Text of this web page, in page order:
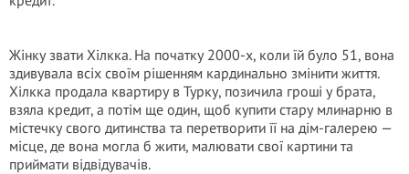
Жінку звати Хілкка. На початку 2000-х, коли їй було 51, вона
здивувала всіх своїм рішенням кардинально змінити життя.
Хілкка продала квартиру в Турку, позичила гроші у брата,
взяла кредит, а потім ще один, щоб купити стару млинарню в
містечку свого дитинства та перетворити її на дім-галерею —
місце, де вона могла б жити, малювати свої картини та
приймати відвідувачів.